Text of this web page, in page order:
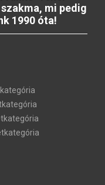
mi pedig
1990 óta!